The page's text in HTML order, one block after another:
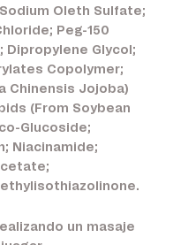
Oleth Sulfate;
Peg-150
Dipropylene Glycol;
Copolymer;
Chinensis Jojoba)
(From Soybean
Glucoside;
Niacinamide;
un masaje